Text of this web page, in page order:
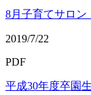
8月子育てサロ
2019/7/22
PDF
平成30年度卒園